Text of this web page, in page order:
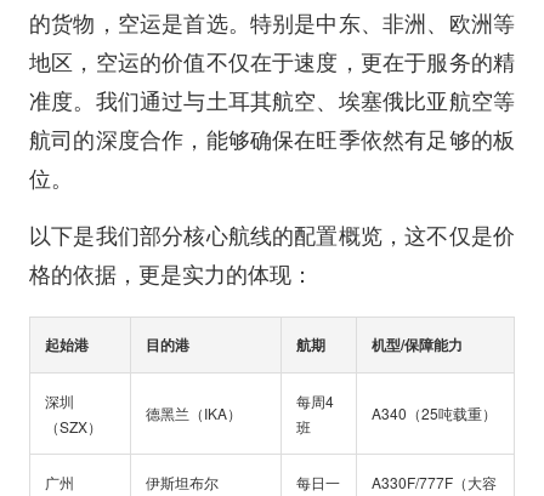
的货物，空运是首选。特别是中东、非洲、欧洲等
地区，空运的价值不仅在于速度，更在于服务的精
准度。我们通过与土耳其航空、埃塞俄比亚航空等
航司的深度合作，能够确保在旺季依然有足够的板
位。
以下是我们部分核心航线的配置概览，这不仅是价
格的依据，更是实力的体现：
起始港 目的港 航期 机型/保障能力
深圳
（SZX）
德黑兰（IKA）
每周4
班
A340（25吨载重）
广州
伊斯坦布尔
每日一
A330F/777F（大容